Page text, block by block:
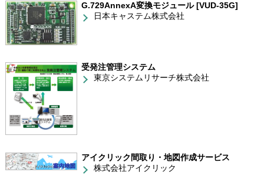
G.729AnnexA変換モジュール [VUD-35G]
日本キャステム株式会社
受発注管理システム
東京システムリサーチ株式会社
アイクリック間取り・地図作成サービス
株式会社アイクリック